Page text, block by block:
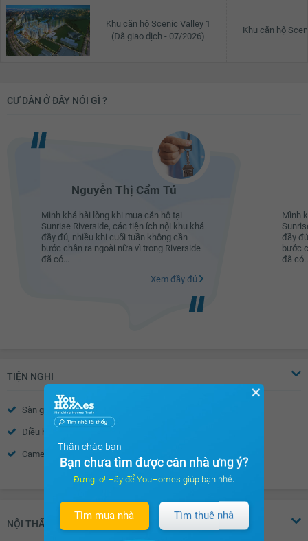
Khu căn hộ Scenic Valley 1
(Đã giao dịch - 07/2026)
Khu căn hộ
CƯ DÂN Ở ĐÂY NÓI GÌ ?
Nguyễn Thị Cẩm Tú
Mình khá hài lòng khi mua căn hộ tại
Sunrise Riverside, các tiện ích nội khu khá
đầy đủ, nhiều khi cuối tuần không cần
bước chân ra ngoài nữa vì trong Riverside
đã có...
Xem đầy đủ
Mình
đầy
bước
đã
TIỆN NGHI
Sàn gỗ
Điều hòa
Camera an ninh
Trần thạch cao Tường sơn bả
Chuông hình Cửa sổ an toàn
Xem thêm
NỘI THẤT
✕
Thân chào bạn
Bạn chưa tìm được căn nhà ưng ý?
Đừng lo! Hãy để YouHomes giúp bạn nhé.
Tìm mua nhà Tìm thuê nhà